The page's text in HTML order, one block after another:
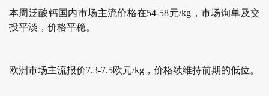
本周泛酸钙国内市场主流价格在54-58元/kg，市场询单及交
投平淡，价格平稳。
欧洲市场主流报价7.3-7.5欧元/kg，价格续维持前期的低位。